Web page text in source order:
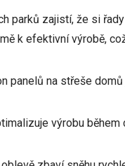
parků zajistí, že si
k efektivní výrobě,
panelů na střeše
výrobu